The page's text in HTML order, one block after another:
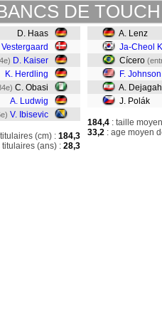
DE
D. Haas
Vestergaard
D. Kaiser
K. Herdling
C. Obasi
A. Ludwig
V. Ibisevic
(cm) : 184,3
(ans) : 28,3
A. Lenz
Ja-Cheol
Cícero
F. Johnson
A.
J. Polák
184,4 : taille
33,2 : age moyen